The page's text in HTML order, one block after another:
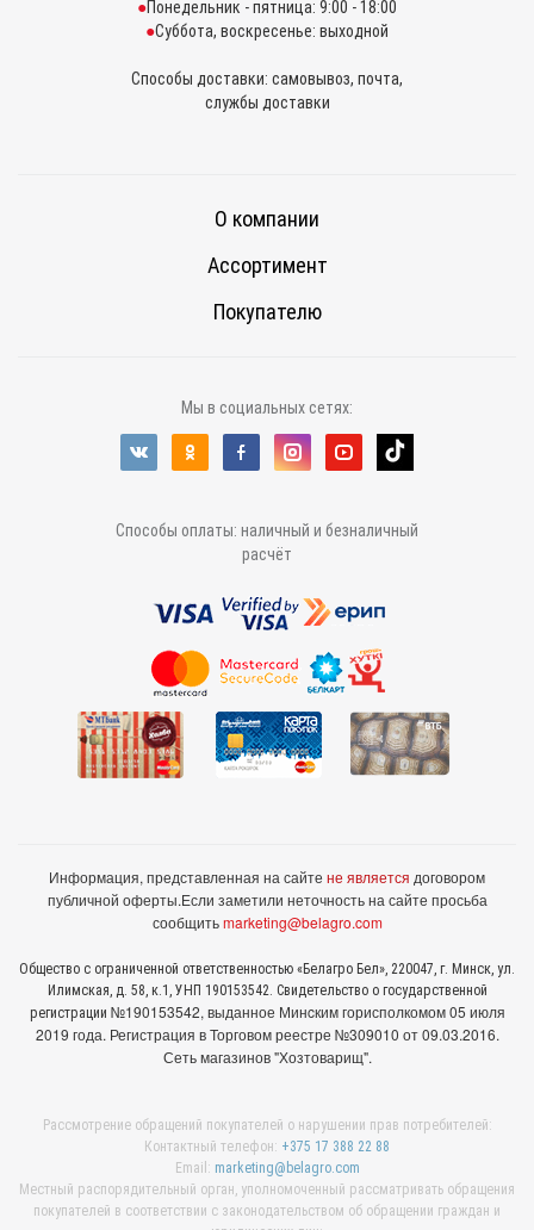
Понедельник - пятница: 9:00 - 18:00
Суббота, воскресенье: выходной
Способы доставки: самовывоз, почта,
службы доставки
О компании
Ассортимент
Покупателю
Мы в социальных сетях:
Способы оплаты: наличный и безналичный
расчёт
Информация, представленная на сайте не является договором
публичной оферты.Если заметили неточность на сайте просьба
сообщитьmarketing@belagro.com
Общество с ограниченной ответственностью «Белагро Бел», 220047, г. Минск, ул.
Илимская, д. 58, к.1, УНП 190153542. Свидетельство о государственной
регистрации №190153542, выданное Минcким горисполкомом 05 июля
2019 года. Регистрация в Торговом реестре №309010 от 09.03.2016.
Сеть магазинов "Хозтоварищ".
Рассмотрение обращений покупателей о нарушении прав потребителей:
Контактный телефон: +375 17 388 22 88
Email: marketing@belagro.com
Местный распорядительный орган, уполномоченный рассматривать обращения
покупателей в соответствии с законодательством об обращении граждан и